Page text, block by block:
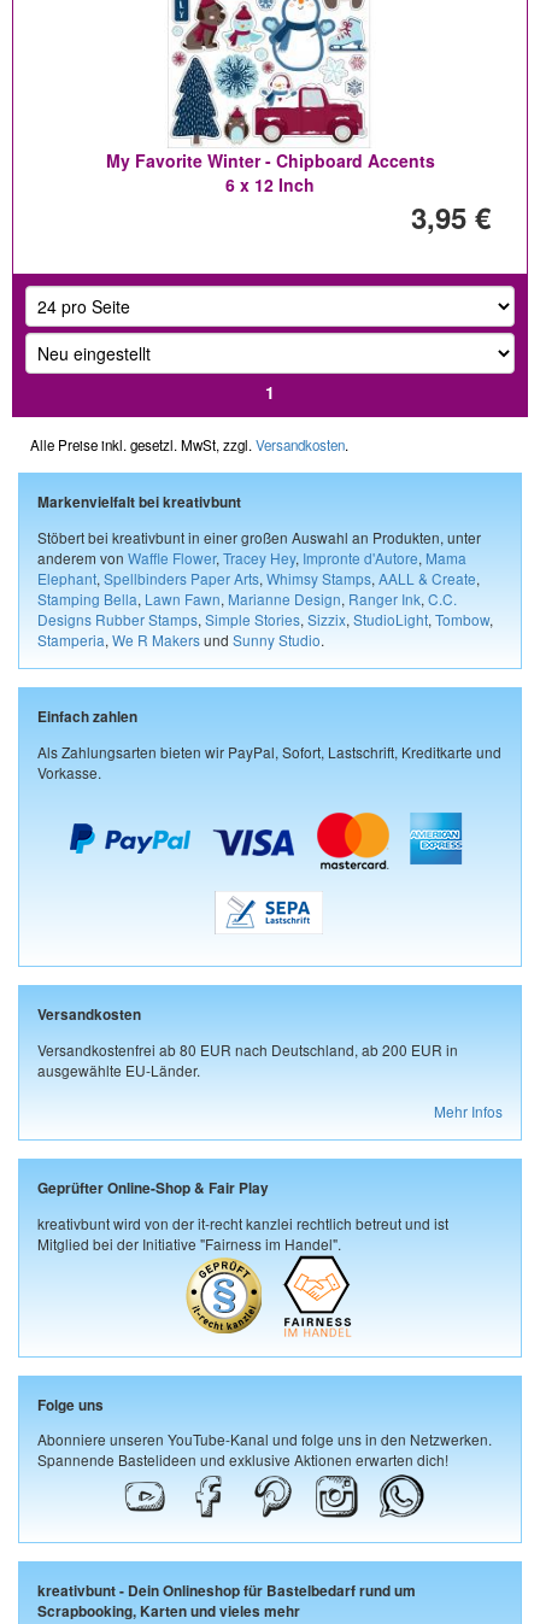
My Favorite Winter - Chipboard Accents
6 x 12 Inch
3,95 €
1
Alle Preise inkl. gesetzl. MwSt, zzgl. Versandkosten.
Markenvielfalt bei kreativbunt
Stöbert bei kreativbunt in einer großen Auswahl an Produkten, unter
anderem von Waffle Flower, Tracey Hey, Impronte d'Autore, Mama
Elephant, Spellbinders Paper Arts, Whimsy Stamps, AALL & Create,
Stamping Bella, Lawn Fawn, Marianne Design, Ranger Ink, C.C.
Designs Rubber Stamps, Simple Stories, Sizzix, StudioLight, Tombow,
Stamperia, We R Makersund Sunny Studio.
Einfach zahlen
Als Zahlungsarten bieten wir PayPal, Sofort, Lastschrift, Kreditkarte und
Vorkasse.
Versandkosten
Versandkostenfrei ab 80 EUR nach Deutschland, ab 200 EUR in
ausgewählte EU-Länder.
Mehr Infos
Geprüfter Online-Shop & Fair Play
kreativbunt wird von der it-recht kanzlei rechtlich betreut und ist
Mitglied bei der Initiative "Fairness im Handel".
Folge uns
Abonniere unseren YouTube-Kanal und folge uns in den Netzwerken.
Spannende Bastelideen und exklusive Aktionen erwarten dich!
kreativbunt - Dein Onlineshop für Bastelbedarf rund um
Scrapbooking, Karten und vieles mehr